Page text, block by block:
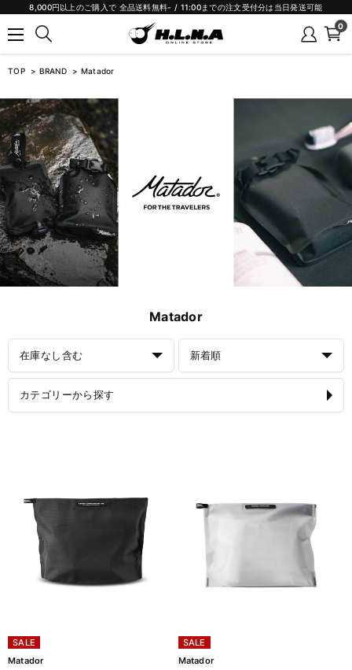
8,000円以上のご購入で 全品送料無料- / 11:00までの注文受付分は当日発送可能
0
TOP BRAND Matador
Matador
在庫なし含む 新着順
カテゴリーから探す
SALE
Matador
SALE
Matador